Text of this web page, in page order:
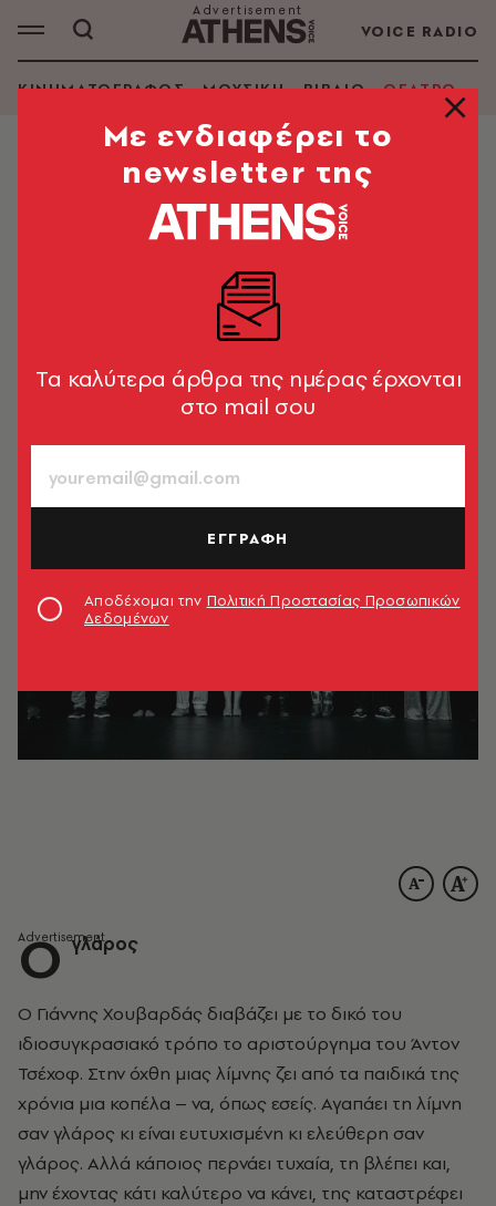
VOICE RADIO
ΚΙΝΗΜΑΤΟΓΡΑΦΟΣ ΜΟΥΣΙΚΗ ΒΙΒΛΙΟ ΘΕΑΤΡΟ -
ΘΕΑΤΡΟ - ΟΠΕΡΑ
Tσέχοφ, Ντοστογιέφσκι, Ουίλιαμς
στο Δημοτικό Θέατρο Πειραιά
Γιάννης Χουβαρδάς, Μιχαήλ Μαρμαρινός και Νίκος
Δημήτρης Μαστρογιαννίτης
634
Ο γλάρος
Ο Γιάννης Χουβαρδάς διαβάζει με το δικό του
ιδιοσυγκρασιακό τρόπο το αριστούργημα του Άντον
Τσέχοφ. Στην όχθη μιας λίμνης ζει από τα παιδικά της
χρόνια μια κοπέλα – να, όπως εσείς. Αγαπάει τη λίμνη
σαν γλάρος κι είναι ευτυχισμένη κι ελεύθερη σαν
γλάρος. Αλλά κάποιος περνάει τυχαία, τη βλέπει και,
μην έχοντας κάτι καλύτερο να κάνει, της καταστρέφει
Mε ενδιαφέρει το
newsletter της
Tα καλύτερα άρθρα της ημέρας έρχονται
στο mail σου
ΕΓΓΡΑΦΗ
Αποδέχομαι την Πολιτική Προστασίας Προσωπικών
Δεδομένων